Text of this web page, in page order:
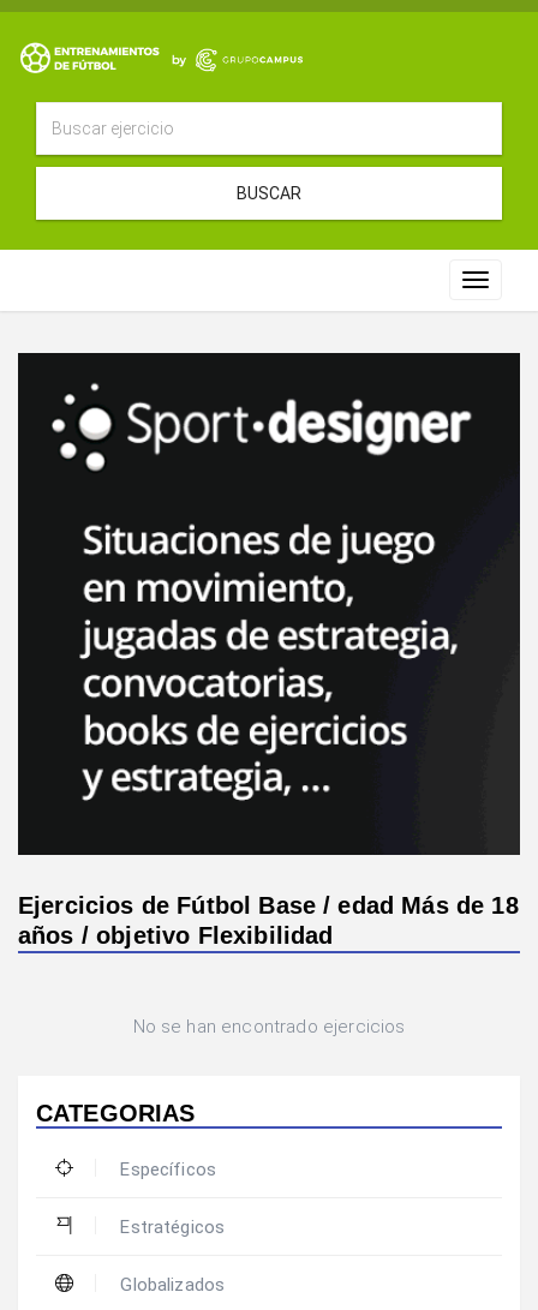
BUSCAR
Toggle
Ejercicios de Fútbol Base / edad Más de 18
años / objetivo Flexibilidad
No se han encontrado ejercicios
CATEGORIAS
Específicos
Estratégicos
Globalizados